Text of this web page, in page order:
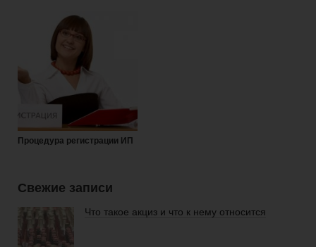
Процедура регистрации ИП
Свежие записи
Что такое акциз и что к нему относится